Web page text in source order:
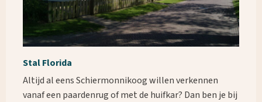
Stal Florida
Altijd al eens Schiermonnikoog willen verkennen
vanaf een paardenrug of met de huifkar? Dan ben je bij